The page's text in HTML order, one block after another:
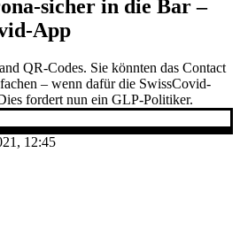
sicher in die Bar –
App
QR-Codes. Sie könnten das Contact
– wenn dafür die SwissCovid-
fordert nun ein GLP-Politiker.
12:45